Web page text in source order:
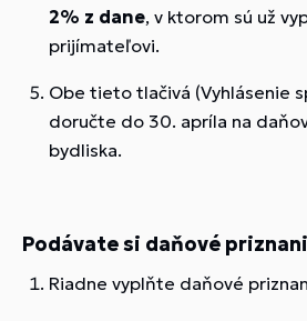
2% z dane, v ktorom sú už
prijímateľovi.
Obe tieto tlačivá (Vyhlásenie
doručte do 30. apríla na
bydliska.
Podávate si daňové
Riadne vyplňte daňové